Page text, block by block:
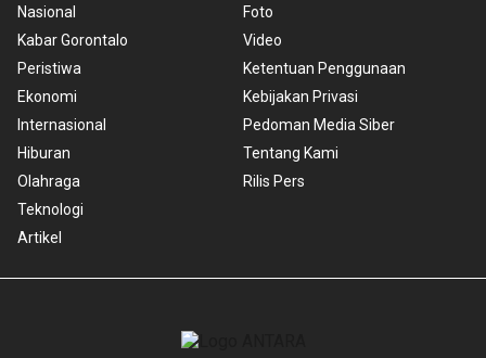
Nasional
Kabar Gorontalo
Peristiwa
Ekonomi
Internasional
Hiburan
Olahraga
Teknologi
Artikel
Foto
Video
Ketentuan Penggunaan
Kebijakan Privasi
Pedoman Media Siber
Tentang Kami
Rilis Pers